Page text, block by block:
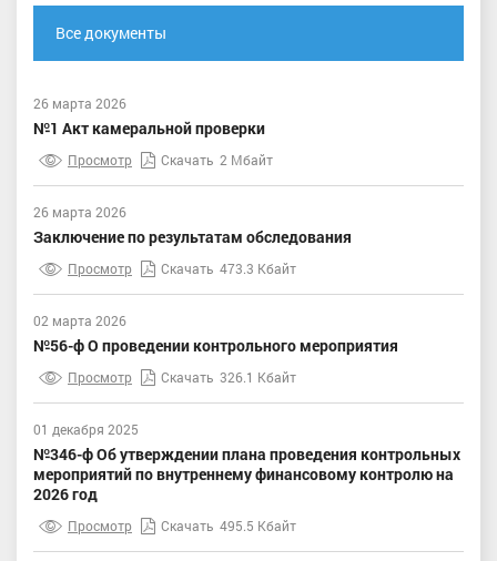
Все документы
26 марта 2026
№1 Акт камеральной проверки
Просмотр Скачать 2 Мбайт
26 марта 2026
Заключение по результатам обследования
Просмотр Скачать 473.3 Кбайт
02 марта 2026
№56-ф О проведении контрольного мероприятия
Просмотр Скачать 326.1 Кбайт
01 декабря 2025
№346-ф Об утверждении плана проведения контрольных
мероприятий по внутреннему финансовому контролю на
2026 год
Просмотр Скачать 495.5 Кбайт